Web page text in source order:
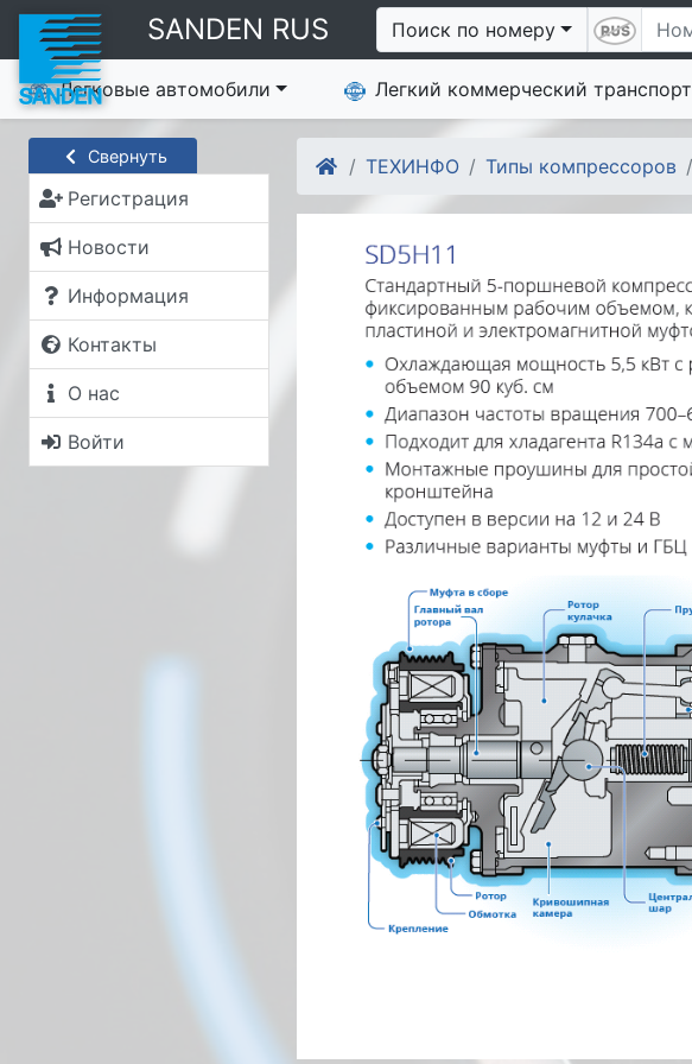
SANDEN RUS Поиск по номеру
Легковые автомобили Легкий коммерческий транспорт
Свернуть
Регистрация
Новости
Информация
Контакты
О нас
Войти
ТЕХИНФО Типы компрессоров